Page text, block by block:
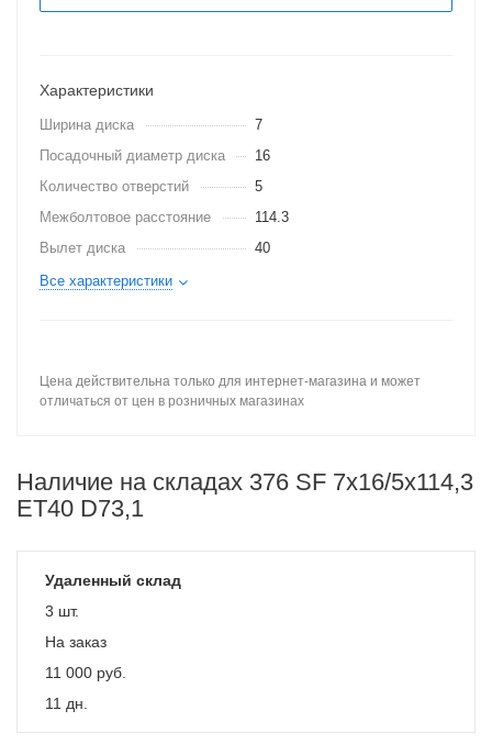
Характеристики
Ширина диска
7
Посадочный диаметр диска
16
Количество отверстий
5
Межболтовое расстояние
114.3
Вылет диска
40
Все характеристики
Цена действительна только для интернет-магазина и может
отличаться от цен в розничных магазинах
Наличие на складах 376 SF 7x16/5x114,3
ET40 D73,1
Удаленный склад
3 шт.
На заказ
11 000 руб.
11 дн.